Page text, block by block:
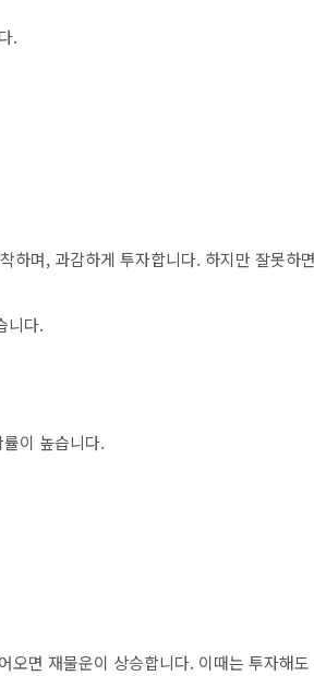
.
하며, 과감하게 투자합니다. 하지만 잘못하
니다.
이 높습니다.
면 재물운이 상승합니다. 이때는 투자해